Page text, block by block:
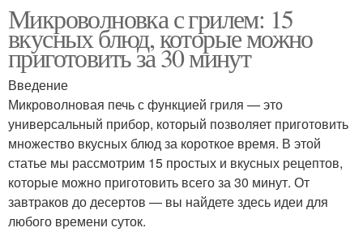
Микроволновка с грилем: 15
вкусных блюд, которые можно
приготовить за 30 минут
Введение
Микроволновая печь с функцией гриля — это
универсальный прибор, который позволяет приготовить
множество вкусных блюд за короткое время. В этой
статье мы рассмотрим 15 простых и вкусных рецептов,
которые можно приготовить всего за 30 минут. От
завтраков до десертов — вы найдете здесь идеи для
любого времени суток.